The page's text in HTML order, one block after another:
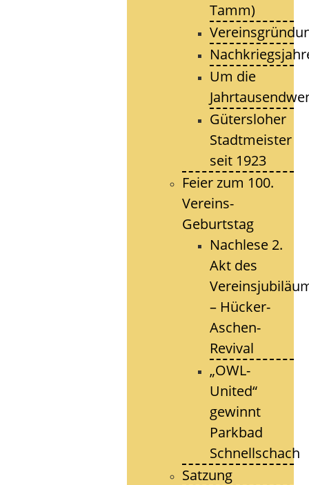
Tamm)
Um die
Gütersloher
Stadtmeister
seit 1923
Feier zum 100.
Vereins-
Geburtstag
Nachlese 2.
Akt des
– Hücker-
Aschen-
Revival
„OWL-
United“
gewinnt
Parkbad
Schnellschach
Satzung